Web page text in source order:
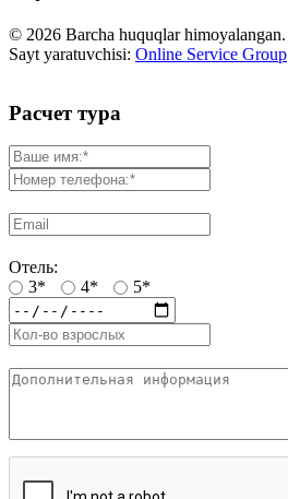
© 2026 Barcha huquqlar himoyalangan.
Sayt yaratuvchisi: Online Service Group
Расчет тура
Отель:
3*
4* 5*